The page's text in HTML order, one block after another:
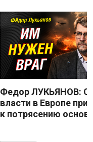
Федор ЛУКЬЯНОВ:
власти в Европе
к потрясению основ